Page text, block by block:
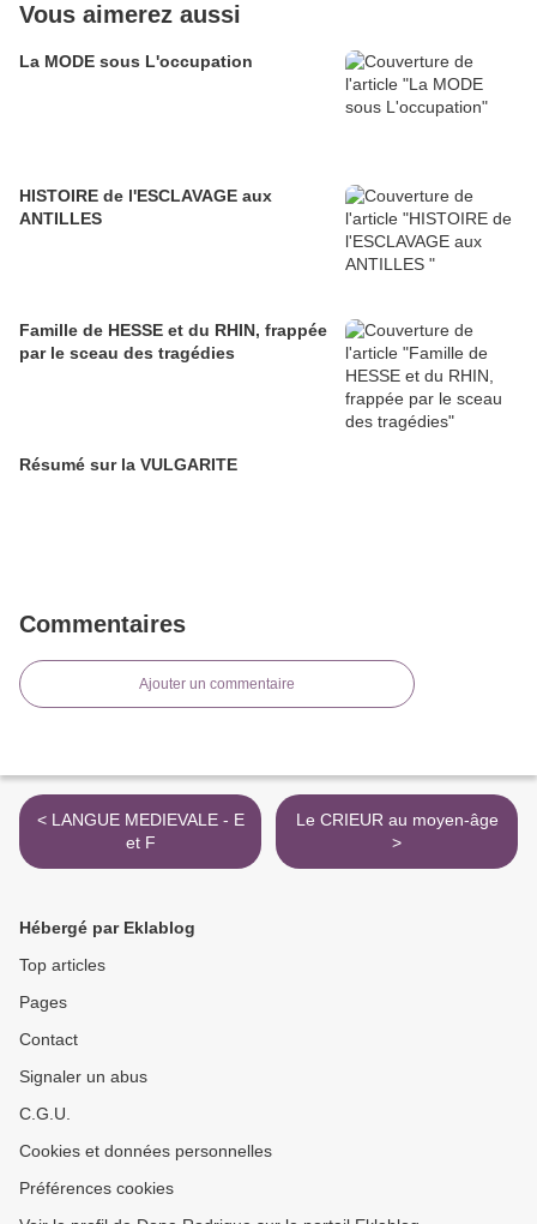
Vous aimerez aussi
La MODE sous L'occupation
HISTOIRE de l'ESCLAVAGE aux
ANTILLES
Famille de HESSE et du RHIN, frappée
par le sceau des tragédies
Résumé sur la VULGARITE
Commentaires
Ajouter un commentaire
< LANGUE MEDIEVALE - E
et F
Le CRIEUR au moyen-âge
>
Hébergé par Eklablog
Top articles
Pages
Contact
Signaler un abus
C.G.U.
Cookies et données personnelles
Préférences cookies